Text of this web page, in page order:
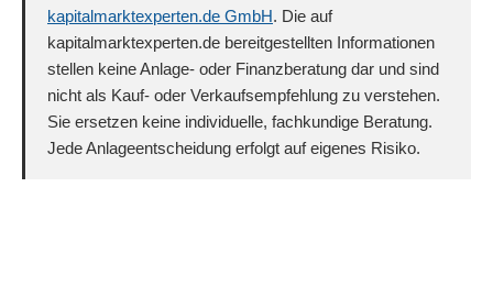
kapitalmarktexperten.de GmbH. Die auf
kapitalmarktexperten.de bereitgestellten Informationen
stellen keine Anlage- oder Finanzberatung dar und sind
nicht als Kauf- oder Verkaufsempfehlung zu verstehen.
Sie ersetzen keine individuelle, fachkundige Beratung.
Jede Anlageentscheidung erfolgt auf eigenes Risiko.